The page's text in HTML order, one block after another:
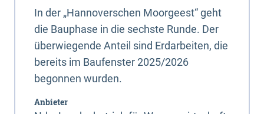
In der „Hannoverschen Moorgeest“ geht
die Bauphase in die sechste Runde. Der
überwiegende Anteil sind Erdarbeiten, die
bereits im Baufenster 2025/2026
begonnen wurden.
Anbieter